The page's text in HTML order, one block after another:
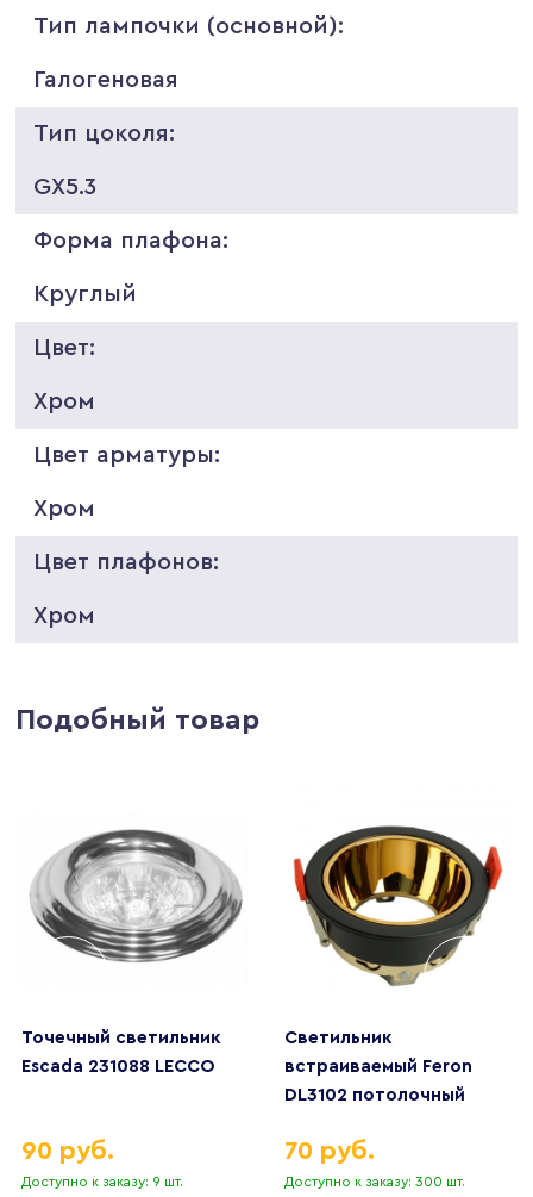
Тип лампочки (основной):
Галогеновая
Тип цоколя:
GX5.3
Форма плафона:
Круглый
Цвет:
Хром
Цвет арматуры:
Хром
Цвет плафонов:
Хром
Подобный товар
Точечный светильник
Escada 231088 LECCO
Доступно к заказу: 9 шт.
90 руб.
Светильник
встраиваемый Feron
DL3102 потолочный
золото 51403
Доступно к заказу: 300 шт.
70 руб.